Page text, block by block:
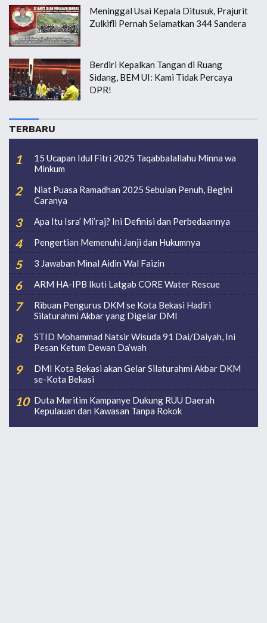
Meninggal Usai Kepala Ditusuk, Prajurit
Zulkifli Pernah Selamatkan 344 Sandera
Berdiri Kepalkan Tangan di Ruang
Sidang, BEM UI: Kami Tidak Percaya
DPR!
TERBARU
15 Ucapan Idul Fitri 2025 Taqabbalallahu Minna wa
Minkum
Niat Puasa Ramadhan 2025 Sebulan Penuh, Begini
Caranya
Apa Itu Isra’ Mi’raj? Ini Definisi dan Perbedaannya
Pengertian Memenuhi Janji dan Hukumnya
3 Jawaban Minal Aidin Wal Faizin
ARM HA-IPB Ikuti Latgab CORE Water Rescue
Ribuan Pengurus DKM se Kota Bekasi Hadiri
Silaturahmi Akbar yang Digelar DMI
STID Mohammad Natsir Wisuda 91 Dai/Daiyah, Ini
Pesan Ketum Dewan Da’wah
DMI Kota Bekasi akan Gelar Silaturahmi Akbar DKM
se-Kota Bekasi
Duta Maritim Kampanye Dukung RUU Daerah
Kepulauan dan Kawasan Tanpa Rokok